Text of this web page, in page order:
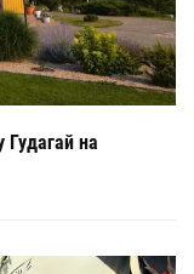
на